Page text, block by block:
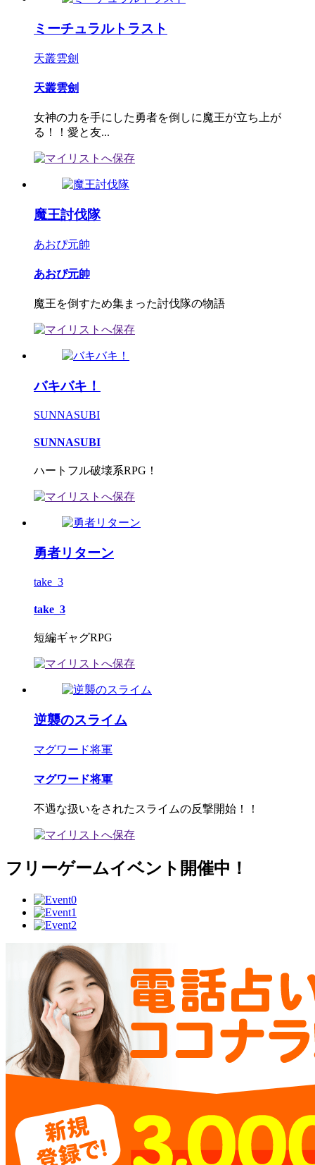
ミーチュラルトラスト
天叢雲劍
天叢雲劍
女神の力を手にした勇者を倒しに魔王が立ち上が
る！！愛と友...
魔王討伐隊
あおぴ元帥
あおぴ元帥
魔王を倒すため集まった討伐隊の物語
バキバキ！
SUNNASUBI
SUNNASUBI
ハートフル破壊系RPG！
勇者リターン
take_3
take_3
短編ギャグRPG
逆襲のスライム
マグワード将軍
マグワード将軍
不遇な扱いをされたスライムの反撃開始！！
フリーゲームイベント開催中！